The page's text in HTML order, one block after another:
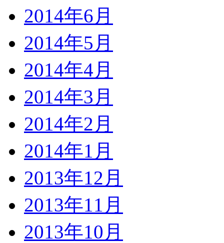
2014年6月
2014年5月
2014年4月
2014年3月
2014年2月
2014年1月
2013年12月
2013年11月
2013年10月